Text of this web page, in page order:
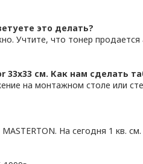
это делать?
Учтите, что тонер
33x33 см. Как нам сделать
на монтажном столе или
На сегодня 1 кв. см.